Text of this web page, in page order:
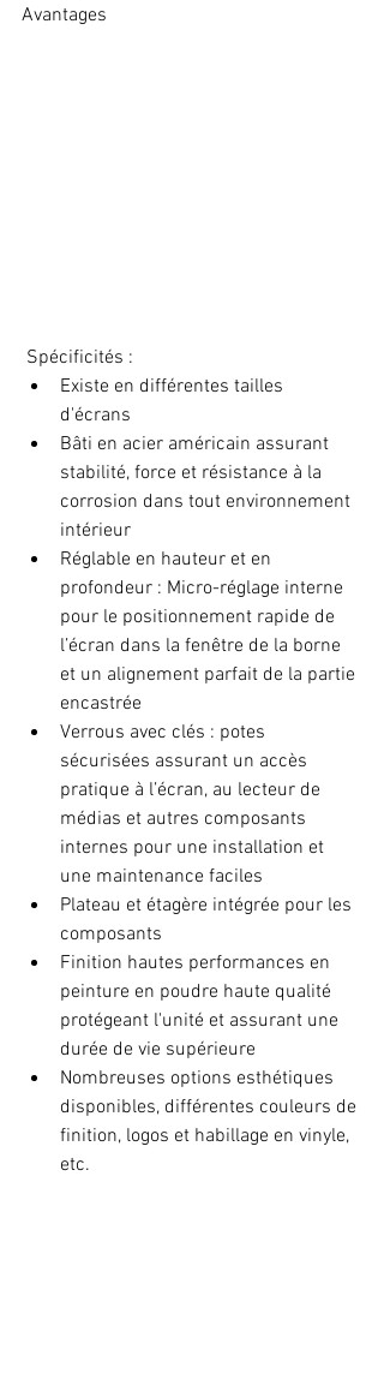
Avantages
Spécificités :
Existe en différentes tailles
d'écrans
Bâti en acier américain assurant
stabilité, force et résistance à la
corrosion dans tout environnement
intérieur
Réglable en hauteur et en
profondeur : Micro-réglage interne
pour le positionnement rapide de
l’écran dans la fenêtre de la borne
et un alignement parfait de la partie
encastrée
Verrous avec clés : potes
sécurisées assurant un accès
pratique à l’écran, au lecteur de
médias et autres composants
internes pour une installation et
une maintenance faciles
Plateau et étagère intégrée pour les
composants
Finition hautes performances en
peinture en poudre haute qualité
protégeant l'unité et assurant une
durée de vie supérieure
Nombreuses options esthétiques
disponibles, différentes couleurs de
finition, logos et habillage en vinyle,
etc.